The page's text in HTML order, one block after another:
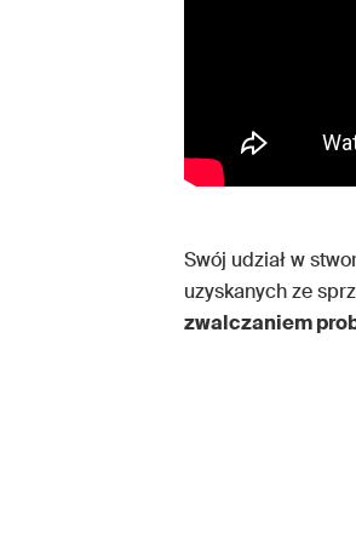
Swój udział w
uzyskanych ze
zwalczaniem